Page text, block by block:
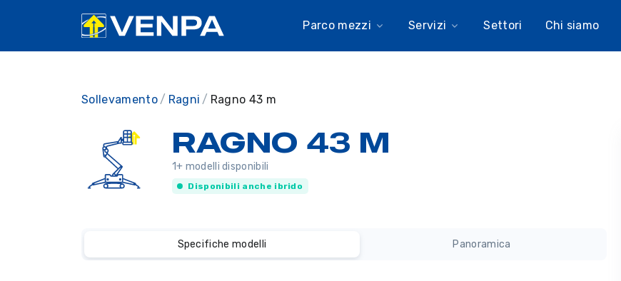
Parco mezzi Servizi Settori Chi siamo
Sollevamento Ragni Ragno 43 m
RAGNO 43 M
1+ modelli disponibili
Disponibili anche ibrido
Specifiche modelli Panoramica